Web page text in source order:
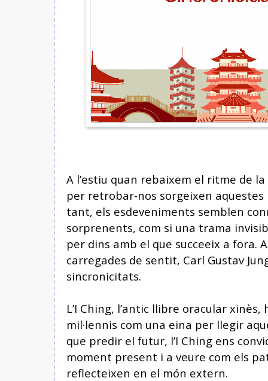
A l’estiu quan rebaixem el ritme de
per retrobar-nos sorgeixen
tant, els esdeveniments semblen
sorprenents, com si una trama
per dins amb el que succeeix a fora.
carregades de sentit, Carl Gustav
sincronicitats.
L’I Ching, l’antic llibre oracular
mil·lennis com una eina per llegir
que predir el futur, l’I Ching ens
moment present i a veure com els
reflecteixen en el món extern.